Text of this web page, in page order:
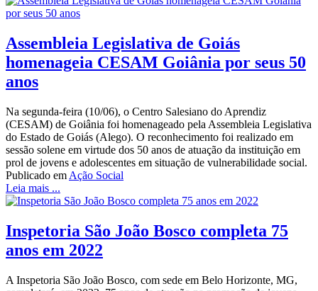
Assembleia Legislativa de Goiás
homenageia CESAM Goiânia por seus 50
anos
Na segunda-feira (10/06), o Centro Salesiano do Aprendiz
(CESAM) de Goiânia foi homenageado pela Assembleia Legislativa
do Estado de Goiás (Alego). O reconhecimento foi realizado em
sessão solene em virtude dos 50 anos de atuação da instituição em
prol de jovens e adolescentes em situação de vulnerabilidade social.
Publicado em Ação Social
Leia mais ...
Inspetoria São João Bosco completa 75
anos em 2022
A Inspetoria São João Bosco, com sede em Belo Horizonte, MG,